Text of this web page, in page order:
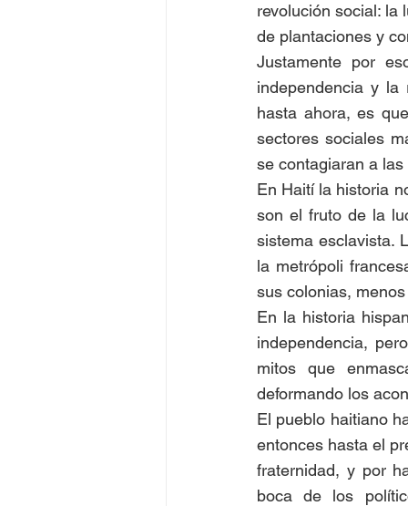
revolución social: la
de plantaciones y
Justamente por
independencia y la
hasta ahora, es
sectores sociales
se contagiaran a
En Haití la historia
son el fruto de la
sistema esclavista.
la metrópoli
sus colonias,
En la historia
independencia,
mitos que
deformando los
El pueblo haitiano
entonces hasta el
fraternidad, y por
boca de los